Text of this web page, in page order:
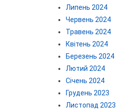
Липень 2024
Червень 2024
Травень 2024
Квітень 2024
Березень 2024
Лютий 2024
Січень 2024
Грудень 2023
Листопад 2023